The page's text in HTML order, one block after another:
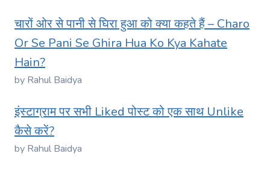
चारों ओर से पानी से घिरा हुआ को क्या कहते हैं – Charo
Or Se Pani Se Ghira Hua Ko Kya Kahate
Hain?
by Rahul Baidya
इंस्टाग्राम पर सभी Liked पोस्ट को एक साथ Unlike
कैसे करें?
by Rahul Baidya